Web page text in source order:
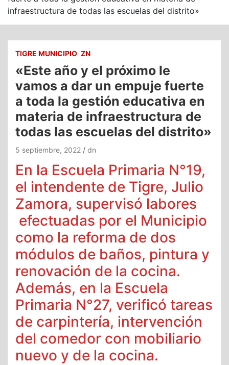
infraestructura de todas las escuelas del distrito»
TIGRE MUNICIPIO ZN
«Este año y el próximo le
vamos a dar un empuje fuerte
a toda la gestión educativa en
materia de infraestructura de
todas las escuelas del distrito»
5 septiembre, 2022 dn
En la Escuela Primaria N°19,
el intendente de Tigre, Julio
Zamora, supervisó labores
efectuadas por el Municipio
como la reforma de dos
módulos de baños, pintura y
renovación de la cocina.
Además, en la Escuela
Primaria N°27, verificó tareas
de carpintería, intervención
del comedor con mobiliario
nuevo y de la cocina.